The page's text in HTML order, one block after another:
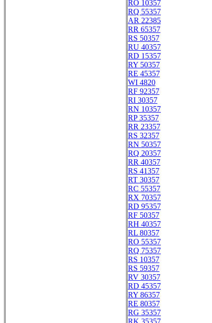
RO 10357
RQ 55357
AR 22385
RR 65357
RS 50357
RU 40357
RD 15357
RY 50357
RE 45357
WI 4820
RF 92357
RI 30357
RN 10357
RP 35357
RR 23357
RS 32357
RN 50357
RQ 20357
RR 40357
RS 41357
RT 30357
RC 55357
RX 70357
RD 95357
RF 50357
RH 40357
RL 80357
RO 55357
RQ 75357
RS 10357
RS 59357
RV 30357
RD 45357
RY 86357
RE 80357
RG 35357
RK 35357